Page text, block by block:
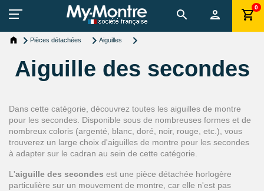
0
Pièces détachées Aiguilles
Aiguille des secondes
Dans cette catégorie, découvrez toutes les aiguilles de montre
pour les secondes. Disponible sous de nombreuses formes et de
nombreux coloris (argenté, blanc, doré, noir, rouge, etc.), vous
trouverez un large choix d'aiguilles de montre pour les secondes
à adapter sur le cadran au sein de cette catégorie.
L'aiguille des secondes est une pièce détachée horlogère
particulière sur un mouvement de montre, car elle n'est pas